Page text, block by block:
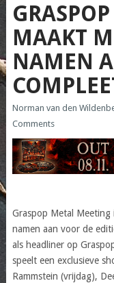
MAAKT
NAMEN
Norman van den
Comments
Graspop Metal
namen aan voor de
als headliner op
speelt een exclusieve
Rammstein (vrijdag),